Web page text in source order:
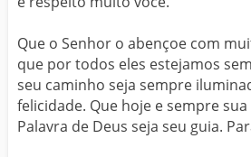
Que o Senhor o abençoe com
que por todos eles estejamos
seu caminho seja sempre
felicidade. Que hoje e sempre
Palavra de Deus seja seu guia.